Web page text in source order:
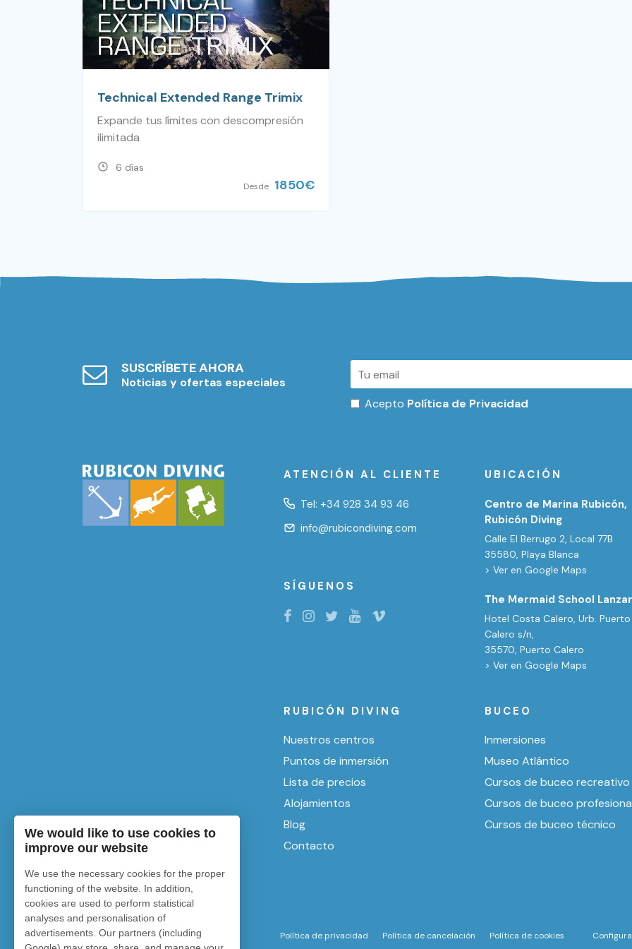
Technical Extended Range Trimix
Expande tus límites con descompresión
ilimitada
6 días
Desde 1850€
SUSCRÍBETE AHORA
Noticias y ofertas especiales
Acepto Política de Privacidad
ATENCIÓN AL CLIENTE
Tel: +34 928 34 93 46
info@rubicondiving.com
SÍGUENOS
UBICACIÓN
Centro de Marina Rubicón,
Rubicón Diving
Calle El Berrugo 2, Local 77B
35580, Playa Blanca
> Ver en Google Maps
The Mermaid School
Hotel Costa Calero, Urb. Puerto
Calero s/n,
35570, Puerto Calero
> Ver en Google Maps
RUBICÓN DIVING
Nuestros centros
Puntos de inmersión
Lista de precios
Alojamientos
Blog
Contacto
BUCEO
Inmersiones
Museo Atlántico
Cursos de buceo recreativo
Cursos de buceo
Cursos de buceo técnico
Política de privacidad Política de cancelación Política de cookies
We would like to use cookies to
improve our website
We use the necessary cookies for the proper
functioning of the website. In addition,
cookies are used to perform statistical
analyses and personalisation of
advertisements. Our partners (including